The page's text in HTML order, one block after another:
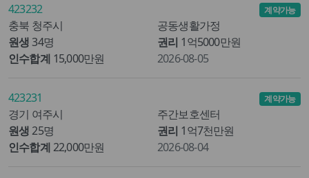
423232
충북 청주시
공동생활가정
원생 34명 권리 1억5000만원
인수합계 15,000만원
계약가능
2026-08-05
423231
경기 여주시
주간보호센터
원생 25명 권리 1억7천만원
인수합계22,000만원
계약가능
2026-08-04